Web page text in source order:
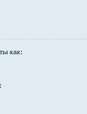
как: